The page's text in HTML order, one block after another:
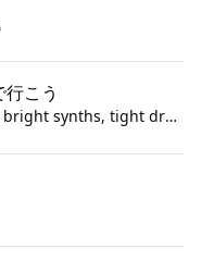
こう
Upbeat J-pop with bright synths, tight drums, and male vocals; verses keep a bouncy groove with percussive guitars, pre-chorus lifts using rising pads, and the chorus explodes in layered gang shouts and claps. Keep the energy high and relentless, with a short breakdown before the final hook for a last burst of excitement.